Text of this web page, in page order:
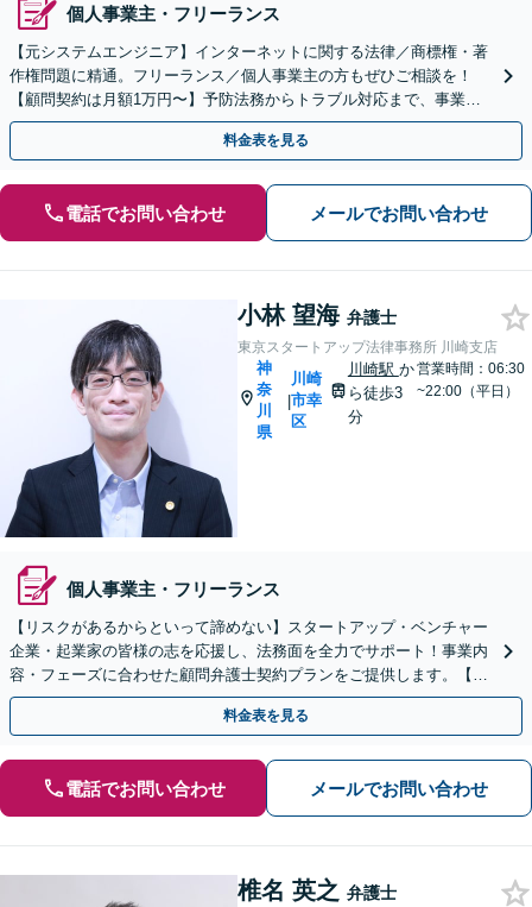
個人事業主・フリーランス
【元システムエンジニア】インターネットに関する法律／商標権・著
作権問題に精通。フリーランス／個人事業主の方もぜひご相談を！
【顧問契約は月額1万円〜】予防法務からトラブル対応まで、事業運
営をサポート【電話・Zoom相談】【京急川崎駅1分】
料金表を見る
電話でお問い合わせ メールでお問い合わせ
小林 望海 弁護士
東京スタートアップ法律事務所 川崎支店
神
奈
川
県
|
川崎
市幸
区
川崎駅 か
ら徒歩3
分
営業時間：06:30
~22:00（平日）
個人事業主・フリーランス
【リスクがあるからといって諦めない】スタートアップ・ベンチャー
企業・起業家の皆様の志を応援し、法務面を全力でサポート！事業内
容・フェーズに合わせた顧問弁護士契約プランをご提供します。【顧
問契約／企業法務】
料金表を見る
電話でお問い合わせ メールでお問い合わせ
椎名 英之 弁護士